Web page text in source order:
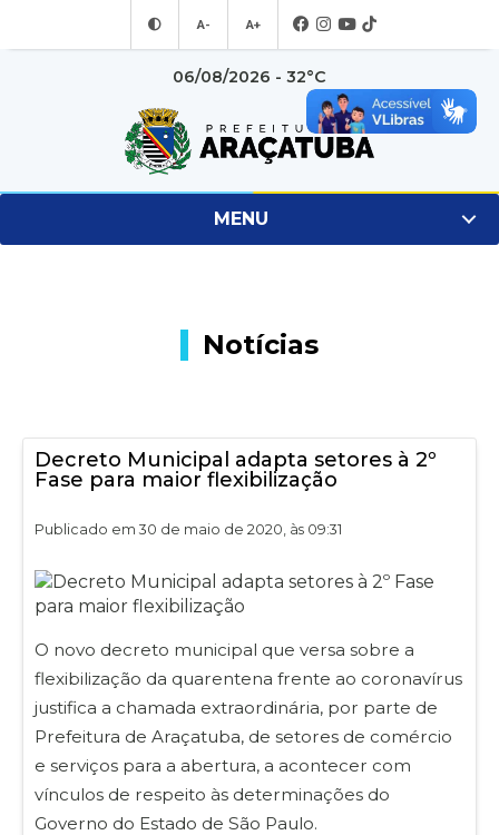
A- A+
06/08/2026 - 32°C
MENU
Notícias
Decreto Municipal adapta setores à 2º
Fase para maior flexibilização
Publicado em 30 de maio de 2020, às 09:31
O novo decreto municipal que versa sobre a
flexibilização da quarentena frente ao coronavírus
justifica a chamada extraordinária, por parte de
Prefeitura de Araçatuba, de setores de comércio
e serviços para a abertura, a acontecer com
vínculos de respeito às determinações do
Governo do Estado de São Paulo.